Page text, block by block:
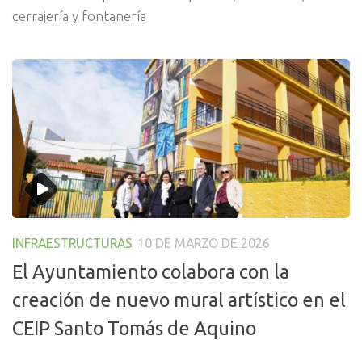
cerrajería y fontanería
INFRAESTRUCTURAS 10 DE MARZO DE 2026
El Ayuntamiento colabora con la
creación de nuevo mural artístico en el
CEIP Santo Tomás de Aquino